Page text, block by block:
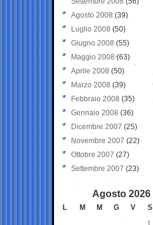
Agosto 2008 (39)
Luglio 2008 (50)
Giugno 2008 (55)
Maggio 2008(63)
Aprile 2008 (50)
Marzo 2008 (39)
Febbraio 2008 (35)
Gennaio 2008 (36)
Dicembre 2007 (25)
Novembre 2007 (22)
Ottobre 2007 (27)
Settembre 2007 (23)
Agosto 2026
L M M G V S